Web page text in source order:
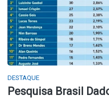
DESTAQUE
Pesquisa Brasil